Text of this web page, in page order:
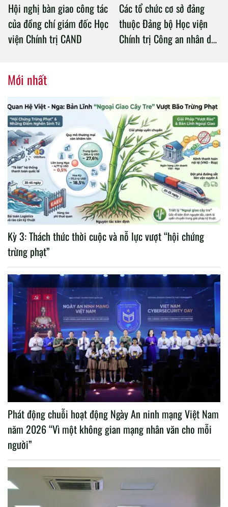
Hội nghị bàn giao công tác
của đồng chí giám đốc Học
viện Chính trị CAND
Các tổ chức cơ sở đảng
thuộc Đảng bộ Học viện
Chính trị Công an nhân dân
Mới nhất
Kỳ 3: Thách thức thời cuộc và nỗ lực vượt “hội chứng
trừng phạt”
Phát động chuỗi hoạt động Ngày An ninh mạng Việt Nam
năm 2026 “Vì một không gian mạng nhân văn cho mỗi
người”